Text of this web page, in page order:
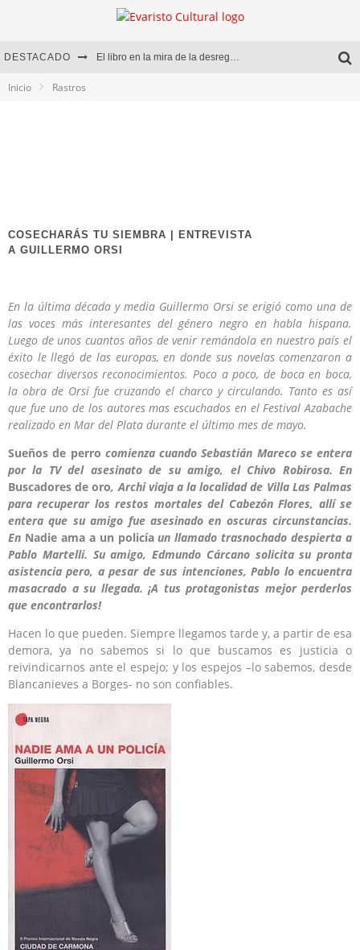
DESTACADO El libro en la mira de la desregulación
Inicio Rastros
COSECHARÁS TU SIEMBRA | ENTREVISTA
A GUILLERMO ORSI
En la última década y media Guillermo Orsi se erigió como una de
las voces más interesantes del género negro en habla hispana.
Luego de unos cuantos años de venir remándola en nuestro país el
éxito le llegó de las europas, en donde sus novelas comenzaron a
cosechar diversos reconocimientos. Poco a poco, de boca en boca,
la obra de Orsi fue cruzando el charco y circulando. Tanto es así
que fue uno de los autores mas escuchados en el Festival Azabache
realizado en Mar del Plata durante el último mes de mayo.
Sueños de perro comienza cuando Sebastián Mareco se entera
por la TV del asesinato de su amigo, el Chivo Robirosa. En
Buscadores de oro, Archi viaja a la localidad de Villa Las Palmas
para recuperar los restos mortales del Cabezón Flores, allí se
entera que su amigo fue asesinado en oscuras circunstancias.
En Nadie ama a un policíaun llamado trasnochado despierta a
Pablo Martelli. Su amigo, Edmundo Cárcano solicita su pronta
asistencia pero, a pesar de sus intenciones, Pablo lo encuentra
masacrado a su llegada. ¡A tus protagonistas mejor perderlos
que encontrarlos!
Hacen lo que pueden. Siempre llegamos tarde y, a partir de esa
demora, ya no sabemos si lo que buscamos es justicia o
reivindicarnos ante el espejo; y los espejos –lo sabemos, desde
Blancanieves a Borges- no son confiables.